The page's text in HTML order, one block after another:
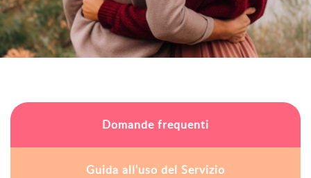
Domande frequenti
Guida all'uso del Servizio